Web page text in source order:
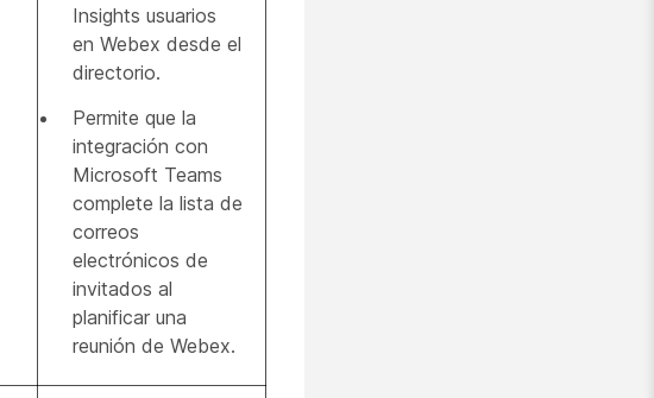
Insights usuarios
en Webex desde el
directorio.
Permite que la
integración con
Microsoft Teams
complete la lista de
correos
electrónicos de
invitados al
planificar una
reunión de Webex.